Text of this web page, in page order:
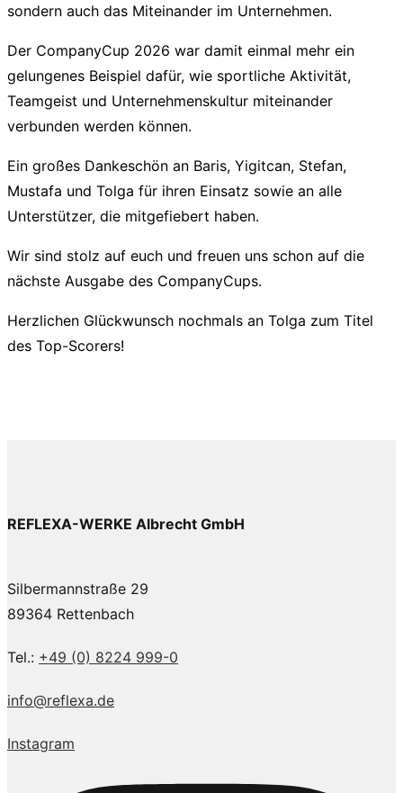
sondern auch das Miteinander im Unternehmen.
Der CompanyCup 2026 war damit einmal mehr ein
gelungenes Beispiel dafür, wie sportliche Aktivität,
Teamgeist und Unternehmenskultur miteinander
verbunden werden können.
Ein großes Dankeschön an Baris, Yigitcan, Stefan,
Mustafa und Tolga für ihren Einsatz sowie an alle
Unterstützer, die mitgefiebert haben.
Wir sind stolz auf euch und freuen uns schon auf die
nächste Ausgabe des CompanyCups.
Herzlichen Glückwunsch nochmals an Tolga zum Titel
des Top-Scorers!
REFLEXA-WERKE Albrecht GmbH
Silbermannstraße 29
89364 Rettenbach
Tel.: +49 (0) 8224 999-0
info@reflexa.de
Instagram